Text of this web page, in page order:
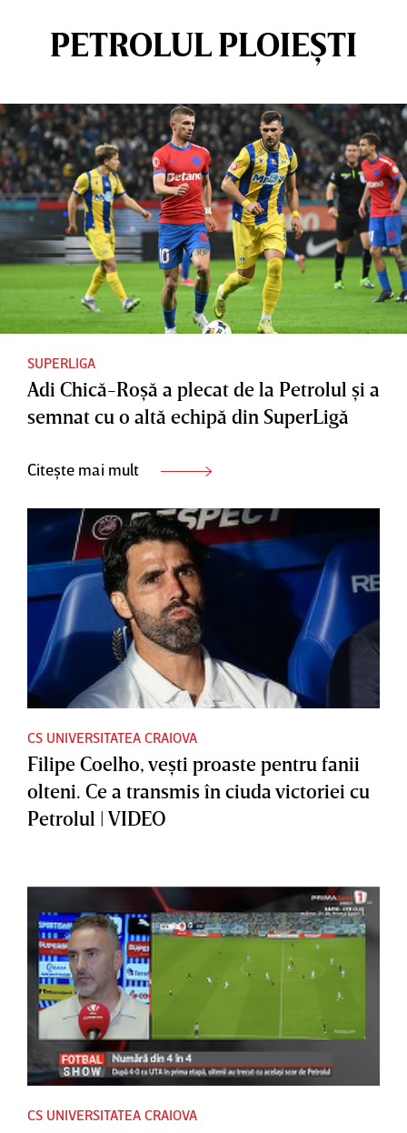
PETROLUL PLOIEȘTI
SUPERLIGA
Adi Chică-Roşă a plecat de la Petrolul şi a
semnat cu o altă echipă din SuperLigă
Citește mai mult
CS UNIVERSITATEA CRAIOVA
Filipe Coelho, veşti proaste pentru fanii
olteni. Ce a transmis în ciuda victoriei cu
Petrolul | VIDEO
CS UNIVERSITATEA CRAIOVA